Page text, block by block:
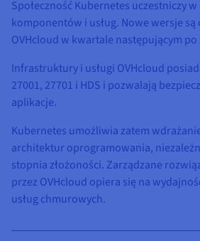
Społeczność Kubernetes uczestniczy
komponentów i usług. Nowe wersje
OVHcloud w kwartale następującym
Infrastruktury i usługi OVHcloud
27001, 27701 i HDS i pozwalają
aplikacje.
Kubernetes umożliwia zatem
architektur oprogramowania,
stopnia złożoności. Zarządzane
przez OVHcloud opiera się na
usług chmurowych.